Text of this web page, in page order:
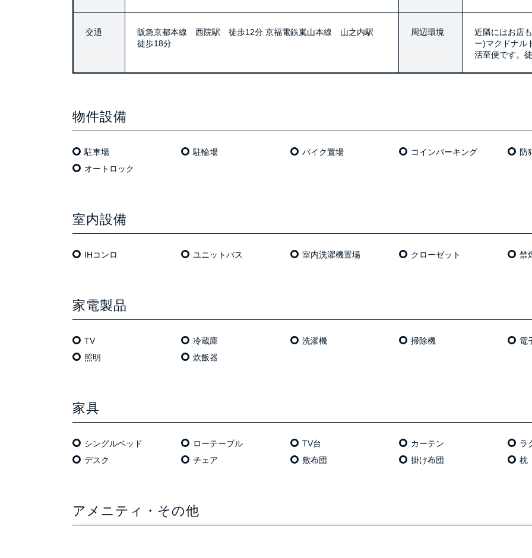
交通
阪急京都本線 西院駅 徒歩12分 京福電鉄嵐山本線 山之内駅
徒歩18分
周辺環境
近隣にはお店
ー)マクドナル
活至便です。
物件設備
駐車場 駐輪場 バイク置場 コインパーキング 防
オートロック
室内設備
IHコンロ ユニットバス 室内洗濯機置場 クローゼット 禁
家電製品
TV 冷蔵庫 洗濯機 掃除機 電
照明
炊飯器
家具
シングルベッド ローテーブル TV台 カーテン ラ
デスク
チェア 敷布団 掛け布団 枕
アメニティ・その他